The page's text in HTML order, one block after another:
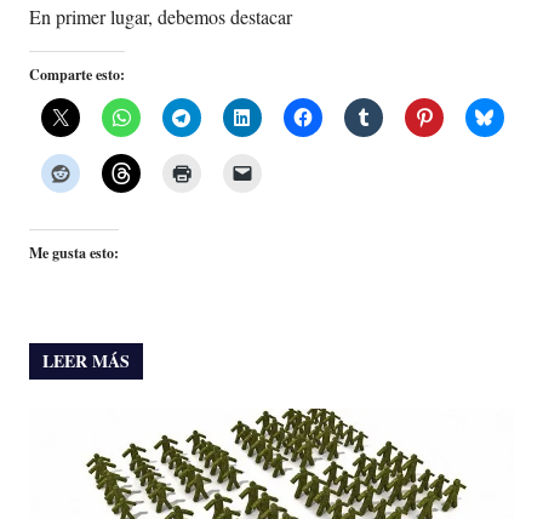
En primer lugar, debemos destacar
Comparte esto:
Me gusta esto:
LEER MÁS